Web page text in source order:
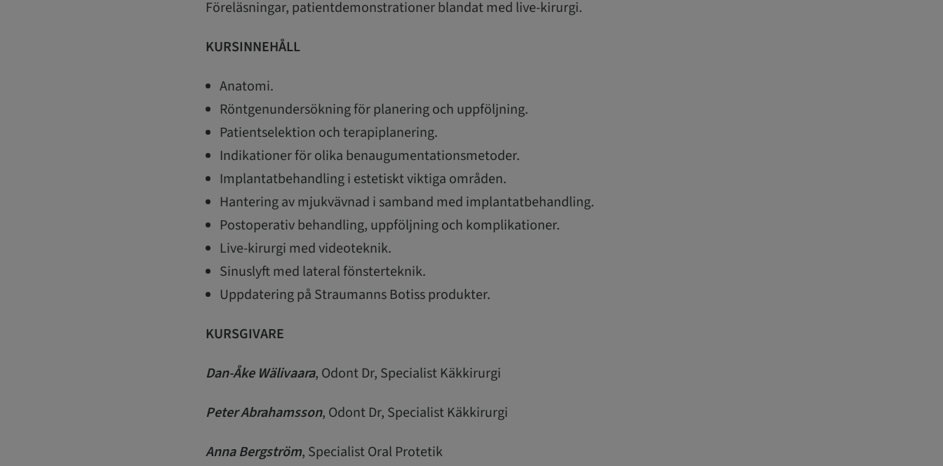
Föreläsningar, patientdemonstrationer blandat med live-kirurgi.
KURSINNEHÅLL
Anatomi.
Röntgenundersökning för planering och uppföljning.
Patientselektion och terapiplanering.
Indikationer för olika benaugumentationsmetoder.
Implantatbehandling i estetiskt viktiga områden.
Hantering av mjukvävnad i samband med implantatbehandling.
Postoperativ behandling, uppföljning och komplikationer.
Live-kirurgi med videoteknik.
Sinuslyft med lateral fönsterteknik.
Uppdatering på Straumanns Botiss produkter.
KURSGIVARE
Dan-Åke Wälivaara, Odont Dr, Specialist Käkkirurgi
Peter Abrahamsson, Odont Dr, Specialist Käkkirurgi
Anna Bergström, Specialist Oral Protetik